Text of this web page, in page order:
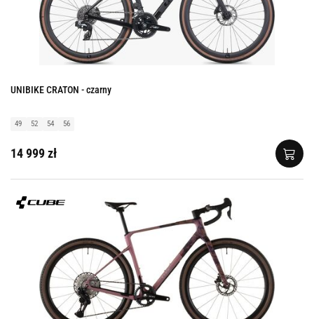
UNIBIKE CRATON - czarny
49 52 54 56
14 999 zł